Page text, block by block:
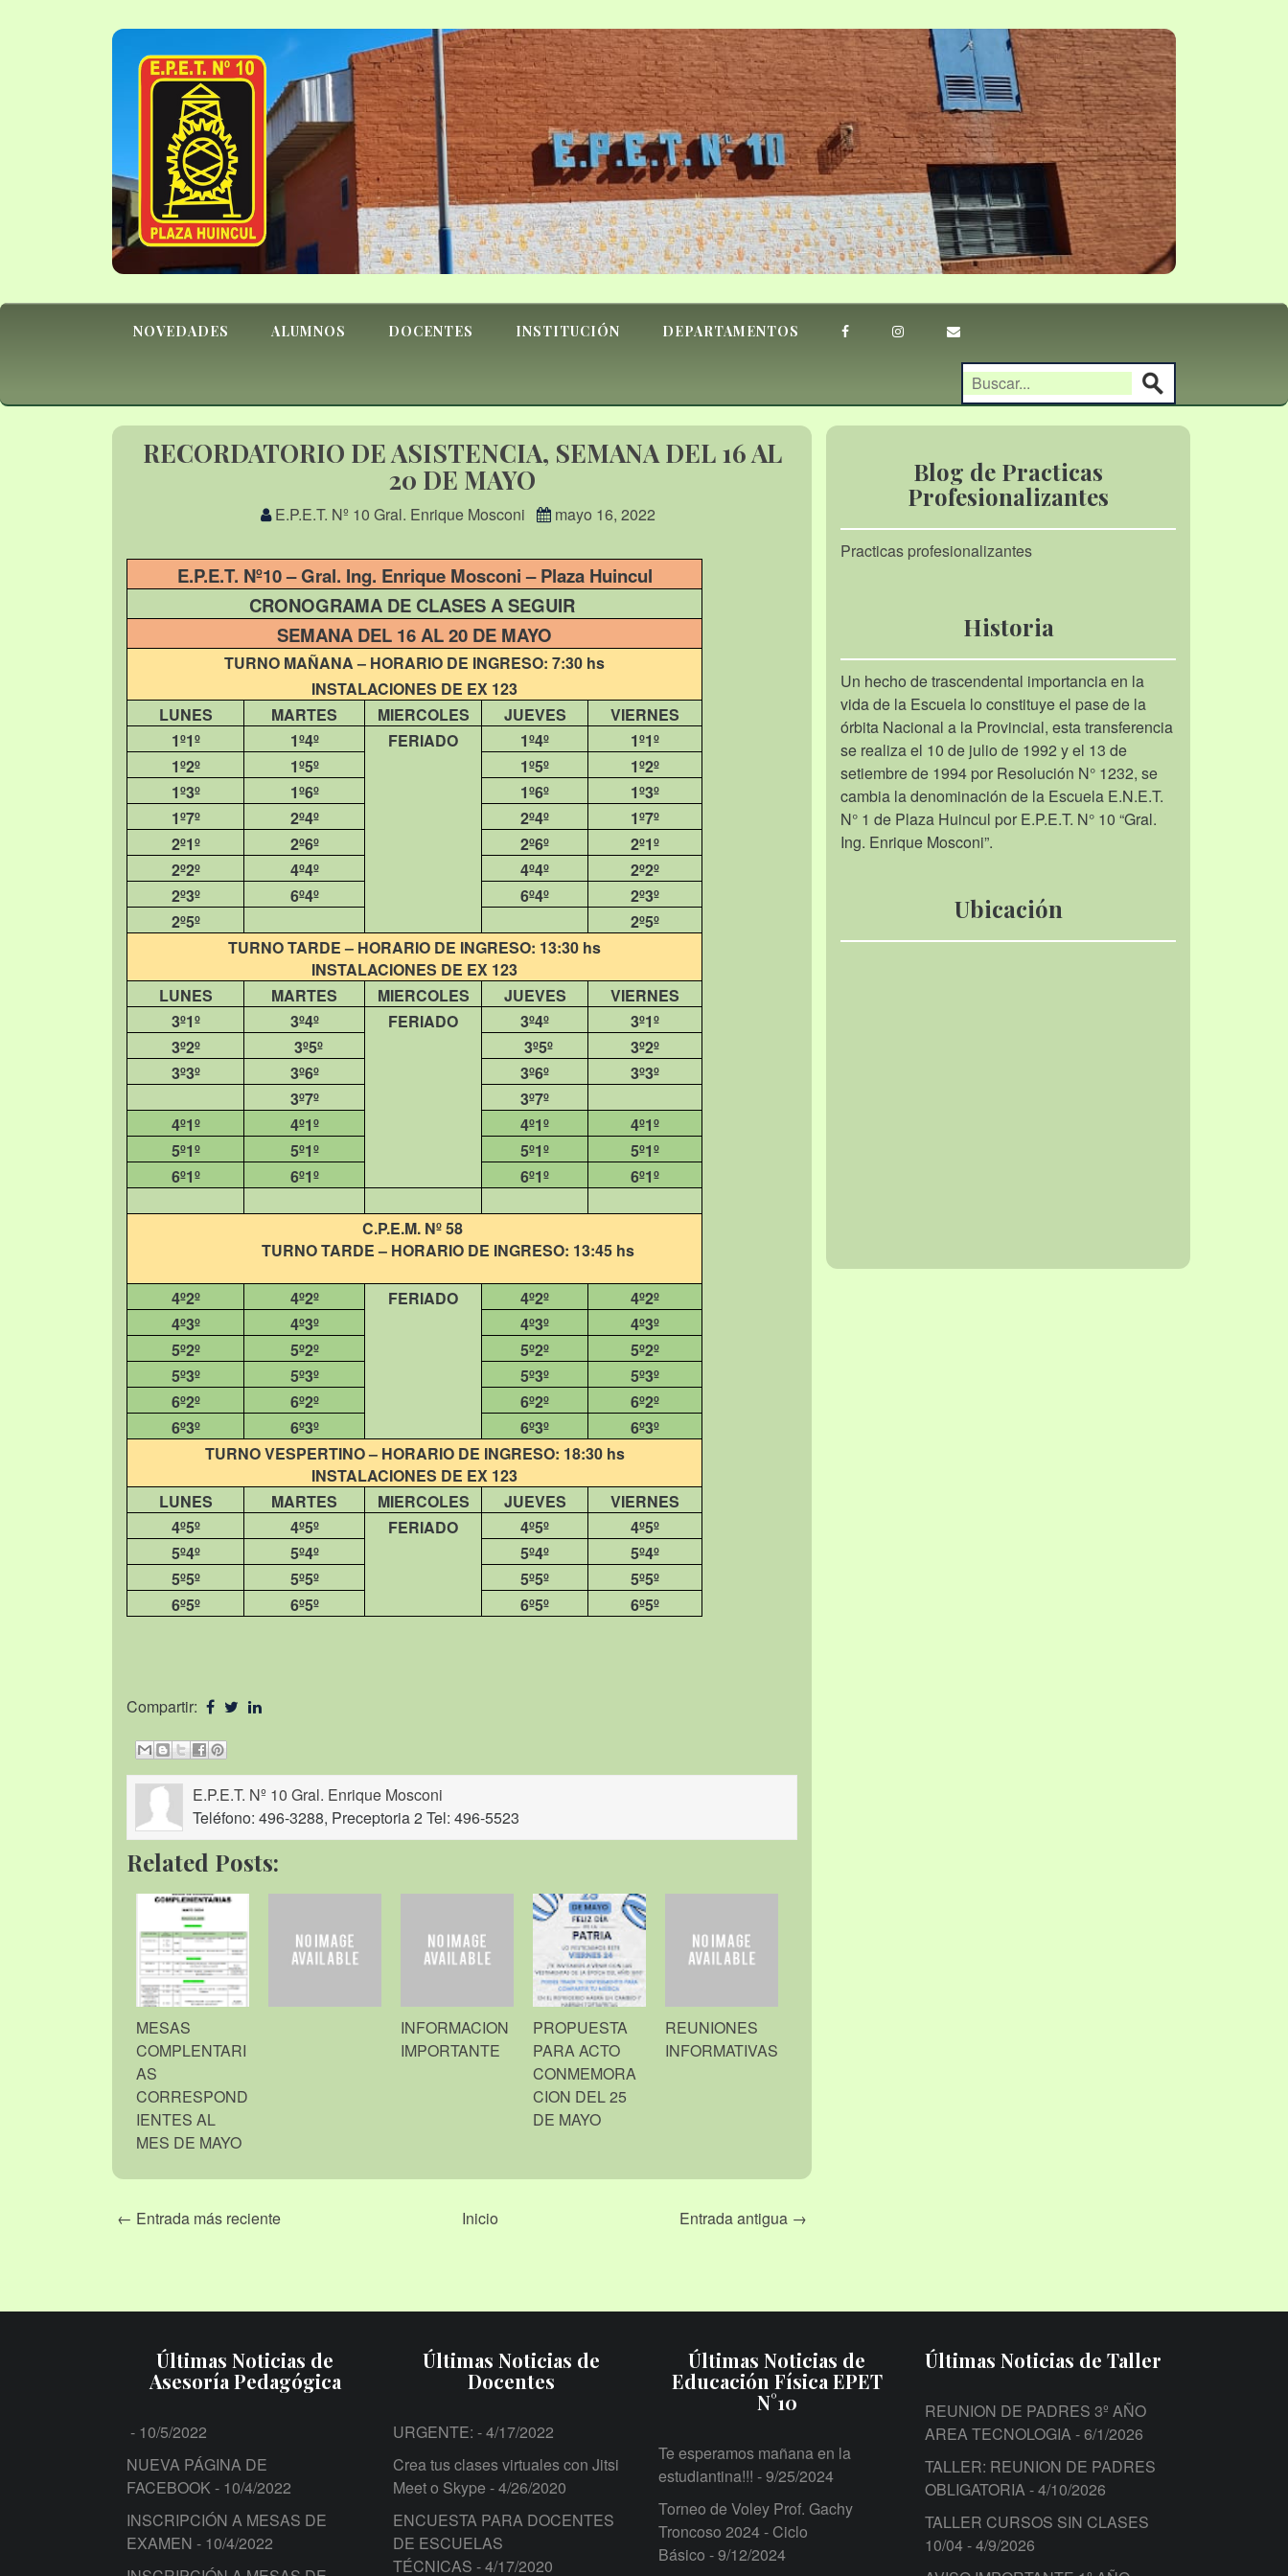
NOVEDADES ALUMNOS DOCENTES INSTITUCIÓN DEPARTAMENTOS
RECORDATORIO DE ASISTENCIA, SEMANA DEL 16 AL
20 DE MAYO
E.P.E.T. Nº 10 Gral. Enrique Mosconi mayo 16, 2022
E.P.E.T. Nº10 – Gral. Ing. Enrique Mosconi – Plaza Huincul
CRONOGRAMA DE CLASES A SEGUIR
SEMANA DEL 16 AL 20 DE MAYO
TURNO MAÑANA – HORARIO DE INGRESO: 7:30 hs
INSTALACIONES DE EX 123
LUNES
MARTES MIERCOLES JUEVES
VIERNES
1º1º
1º4º FERIADO 1º4º
1º1º
1º2º
1º5º 1º5º
1º2º
1º3º
1º6º 1º6º
1º3º
1º7º
2º4º 2º4º
1º7º
2º1º
2º6º 2º6º
2º1º
2º2º
4º4º 4º4º
2º2º
2º3º
6º4º 6º4º
2º3º
2º5º
2º5º
TURNO TARDE – HORARIO DE INGRESO: 13:30 hs
INSTALACIONES DE EX 123
LUNES
MARTES MIERCOLES JUEVES
VIERNES
3º1º
3º4º FERIADO 3º4º
3º1º
3º2º
3º5º 3º5º
3º2º
3º3º
3º6º 3º6º
3º3º
3º7º
3º7º
4º1º
4º1º 4º1º
4º1º
5º1º
5º1º 5º1º
5º1º
6º1º
6º1º 6º1º 6º1º
C.P.E.M. Nº 58
TURNO TARDE – HORARIO DE INGRESO: 13:45 hs
4º2º 4º2º FERIADO 4º2º
4º2º
4º3º
4º3º 4º3º
4º3º
5º2º
5º2º 5º2º
5º2º
5º3º
5º3º 5º3º
5º3º
6º2º
6º2º 6º2º
6º2º
6º3º
6º3º 6º3º
6º3º
TURNO VESPERTINO – HORARIO DE INGRESO: 18:30 hs
INSTALACIONES DE EX 123
LUNES
MARTES MIERCOLES JUEVES
VIERNES
4º5º
4º5º FERIADO 4º5º
4º5º
5º4º
5º4º 5º4º
5º4º
5º5º
5º5º 5º5º
5º5º
6º5º
6º5º 6º5º 6º5º
Compartir:
E.P.E.T. Nº 10 Gral. Enrique Mosconi
Teléfono: 496-3288, Preceptoria 2 Tel: 496-5523
Related Posts:
MESAS
COMPLENTARI
AS
CORRESPOND
IENTES AL
MES DE MAYO
INFORMACION
IMPORTANTE
PROPUESTA
PARA ACTO
CONMEMORA
CION DEL 25
DE MAYO
REUNIONES
INFORMATIVAS
← Entrada más reciente Entrada antigua →
Inicio
Blog de Practicas
Profesionalizantes
Practicas profesionalizantes
Historia
Un hecho de trascendental importancia en la
vida de la Escuela lo constituye el pase de la
órbita Nacional a la Provincial, esta transferencia
se realiza el 10 de julio de 1992 y el 13 de
setiembre de 1994 por Resolución N° 1232, se
cambia la denominación de la Escuela E.N.E.T.
N° 1 de Plaza Huincul por E.P.E.T. N° 10 “Gral.
Ing. Enrique Mosconi”.
Ubicación
Últimas Noticias de
Asesoría Pedagógica
- 10/5/2022
NUEVA PÁGINA DE
FACEBOOK - 10/4/2022
INSCRIPCIÓN A MESAS DE
EXAMEN - 10/4/2022
Últimas Noticias de
Docentes
URGENTE: - 4/17/2022
Crea tus clases virtuales con Jitsi
Meet o Skype - 4/26/2020
ENCUESTA PARA DOCENTES
DE ESCUELAS
TÉCNICAS - 4/17/2020
Últimas Noticias de
Educación Física EPET
N°10
Te esperamos mañana en la
estudiantina!!! - 9/25/2024
Torneo de Voley Prof. Gachy
Troncoso 2024 - Ciclo
Básico - 9/12/2024
Últimas Noticias de Taller
REUNION DE PADRES 3º AÑO
AREA TECNOLOGIA- 6/1/2026
TALLER: REUNION DE PADRES
OBLIGATORIA- 4/10/2026
TALLER CURSOS SIN CLASES
10/04- 4/9/2026